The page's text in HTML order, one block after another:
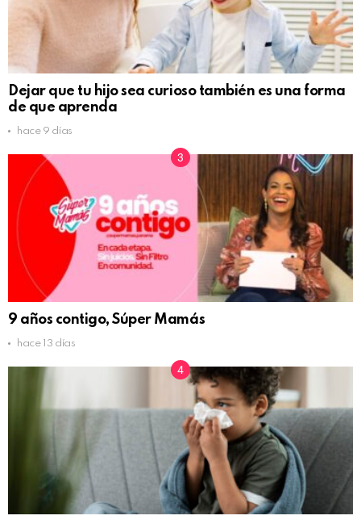
Dejar que tu hijo sea curioso también es una forma
de que aprenda
hace 9 días
9 años contigo, Súper Mamás
hace 13 días